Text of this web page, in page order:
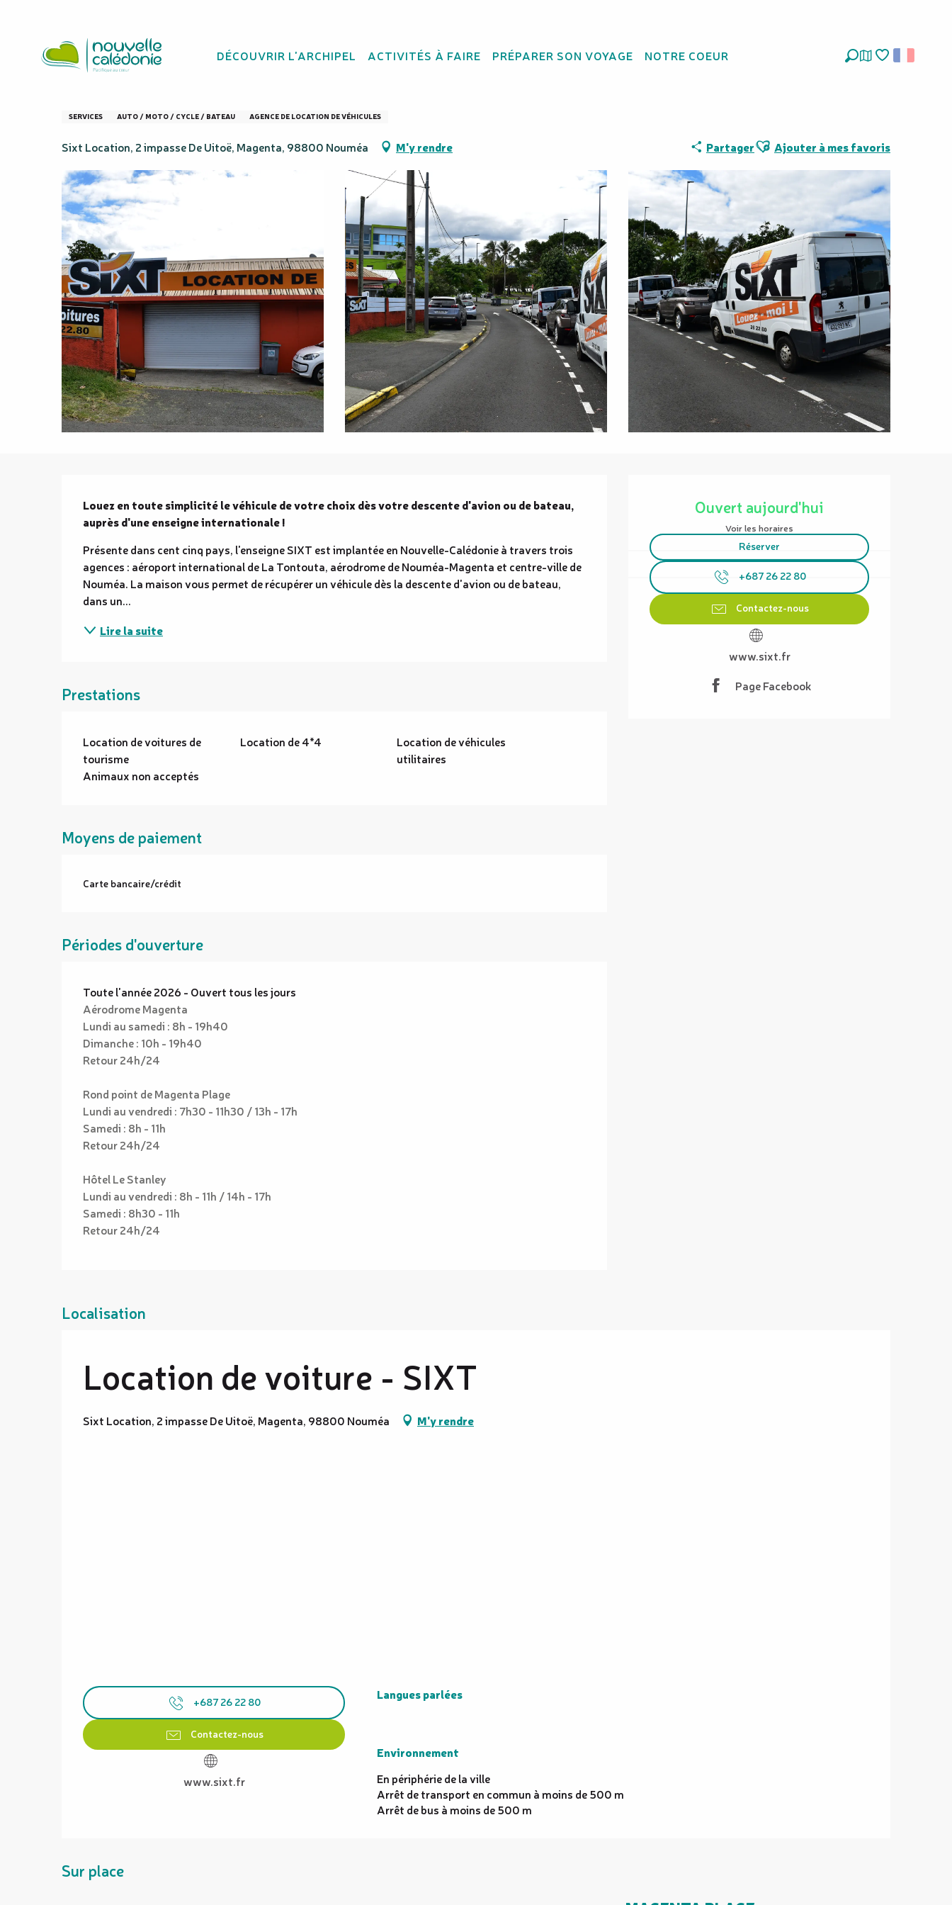
principal
DÉCOUVRIR L'ARCHIPEL ACTIVITÉS À FAIRE PRÉPARER SON VOYAGE NOTRE COEUR
Location de voiture - SIXT
SERVICES AUTO / MOTO / CYCLE / BATEAU AGENCE DE LOCATION DE VÉHICULES
Sixt Location, 2 impasse De Uitoë, Magenta, 98800 Nouméa M'y rendre PartagerAjouter aux favoris
Ajouter à mes favoris
Ouverture et coordonnées
Ouvert aujourd'hui
Voir les horaires
Réserver
+687 26 22 80
Contactez-nous
www.sixt.fr
Page Facebook
Description
Louez en toute simplicité le véhicule de votre choix dès votre descente d'avion ou de bateau,
auprès d'une enseigne internationale !
Présente dans cent cinq pays, l'enseigne SIXT est implantée en Nouvelle-Calédonie à travers trois
agences : aéroport international de La Tontouta, aérodrome de Nouméa-Magenta et centre-ville de
Nouméa. La maison vous permet de récupérer un véhicule dès la descente d'avion ou de bateau,
dans un...
Lire la suite
Prestations
Location de voitures de
tourisme
Location de 4*4
Location de véhicules
utilitaires
Animaux non acceptés
Moyens de paiement
Carte bancaire/crédit
Périodes d'ouverture
Toute l'année 2026 - Ouvert tous les jours
Aérodrome Magenta
Lundi au samedi : 8h - 19h40
Dimanche : 10h - 19h40
Retour 24h/24
Rond point de Magenta Plage
Lundi au vendredi : 7h30 - 11h30 / 13h - 17h
Samedi : 8h - 11h
Retour 24h/24
Hôtel Le Stanley
Lundi au vendredi : 8h - 11h / 14h - 17h
Samedi : 8h30 - 11h
Retour 24h/24
Localisation
Location de voiture - SIXT
Sixt Location, 2 impasse De Uitoë, Magenta, 98800 Nouméa M'y rendre
+687 26 22 80
Contactez-nous
www.sixt.fr
Langues parlées
Langues parlées
Environnement
Environnement
En périphérie de la ville
Arrêt de transport en commun à moins de 500 m
Arrêt de bus à moins de 500 m
Sur place